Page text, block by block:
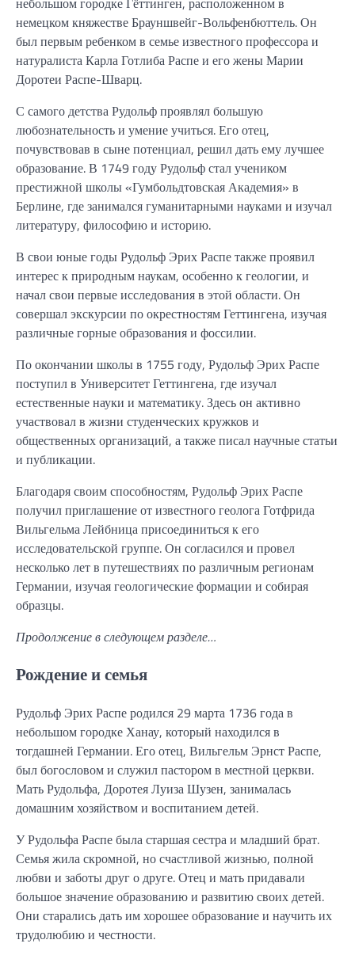
немецком княжестве Брауншвейг-Вольфенбюттель. Он
был первым ребенком в семье известного профессора и
натуралиста Карла Готлиба Распе и его жены Марии
Доротеи Распе-Шварц.
С самого детства Рудольф проявлял большую
любознательность и умение учиться. Его отец,
почувствовав в сыне потенциал, решил дать ему лучшее
образование. В 1749 году Рудольф стал учеником
престижной школы «Гумбольдтовская Академия» в
Берлине, где занимался гуманитарными науками и изучал
литературу, философию и историю.
В свои юные годы Рудольф Эрих Распе также проявил
интерес к природным наукам, особенно к геологии, и
начал свои первые исследования в этой области. Он
совершал экскурсии по окрестностям Геттингена, изучая
различные горные образования и фоссилии.
По окончании школы в 1755 году, Рудольф Эрих Распе
поступил в Университет Геттингена, где изучал
естественные науки и математику. Здесь он активно
участвовал в жизни студенческих кружков и
общественных организаций, а также писал научные статьи
и публикации.
Благодаря своим способностям, Рудольф Эрих Распе
получил приглашение от известного геолога Готфрида
Вильгельма Лейбница присоединиться к его
исследовательской группе. Он согласился и провел
несколько лет в путешествиях по различным регионам
Германии, изучая геологические формации и собирая
образцы.
Продолжение в следующем разделе…
Рождение и семья
Рудольф Эрих Распе родился 29 марта 1736 года в
небольшом городке Ханау, который находился в
тогдашней Германии. Его отец, Вильгельм Эрнст Распе,
был богословом и служил пастором в местной церкви.
Мать Рудольфа, Доротея Луиза Шузен, занималась
домашним хозяйством и воспитанием детей.
У Рудольфа Распе была старшая сестра и младший брат.
Семья жила скромной, но счастливой жизнью, полной
любви и заботы друг о друге. Отец и мать придавали
большое значение образованию и развитию своих детей.
Они старались дать им хорошее образование и научить их
трудолюбию и честности.